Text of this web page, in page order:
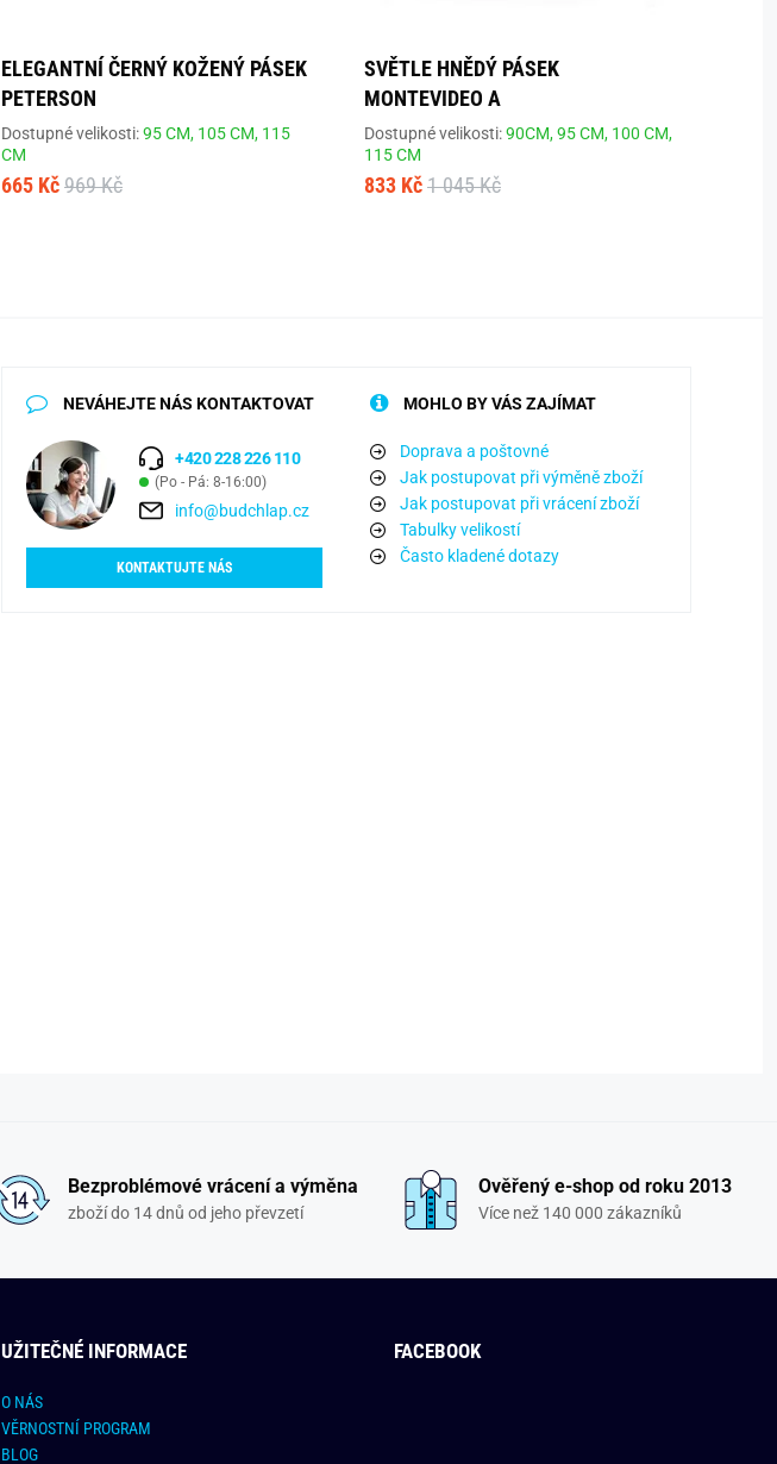
ELEGANTNÍ ČERNÝ KOŽENÝ PÁSEK
PETERSON
Dostupné velikosti:95 CM, 105 CM, 115
CM
665 Kč 969 Kč
SVĚTLE HNĚDÝ PÁSEK
MONTEVIDEO A
Dostupné velikosti:90CM,95 CM, 100 CM,
115 CM
833 Kč 1 045 Kč
NEVÁHEJTE NÁS KONTAKTOVAT
+420 228 226 110
(Po - Pá: 8-16:00)
info@budchlap.cz
KONTAKTUJTE NÁS
MOHLO BY VÁS ZAJÍMAT
Doprava a poštovné
Jak postupovat při výměně zboží
Jak postupovat při vrácení zboží
Tabulky velikostí
Často kladené dotazy
Bezproblémové vrácení a výměna
zboží do 14 dnů od jeho převzetí
Ověřený e-shop od roku 2013
Více než 140 000 zákazníků
UŽITEČNÉ INFORMACE
O NÁS
VĚRNOSTNÍ PROGRAM
BLOG
FACEBOOK